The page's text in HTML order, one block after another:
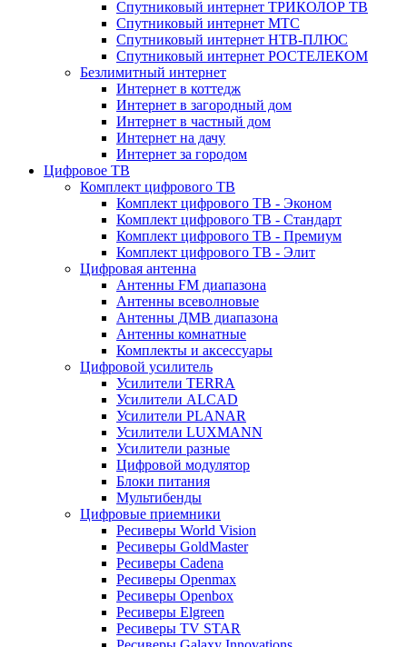
Спутниковый интернет ТРИКОЛОР ТВ
Спутниковый интернет МТС
Спутниковый интернет НТВ-ПЛЮС
Спутниковый интернет РОСТЕЛЕКОМ
Безлимитный интернет
Интернет в коттедж
Интернет в загородный дом
Интернет в частный дом
Интернет на дачу
Интернет за городом
Цифровое ТВ
Комплект цифрового ТВ
Комплект цифрового ТВ - Эконом
Комплект цифрового ТВ - Стандарт
Комплект цифрового ТВ - Премиум
Комплект цифрового ТВ - Элит
Цифровая антенна
Антенны FM диапазона
Антенны всеволновые
Антенны ДМВ диапазона
Антенны комнатные
Комплекты и аксессуары
Цифровой усилитель
Усилители TERRA
Усилители ALCAD
Усилители PLANAR
Усилители LUXMANN
Усилители разные
Цифровой модулятор
Блоки питания
Мультибенды
Цифровые приемники
Ресиверы World Vision
Ресиверы GoldMaster
Ресиверы Cadena
Ресиверы Openmax
Ресиверы Openbox
Ресиверы Elgreen
Ресиверы TV STAR